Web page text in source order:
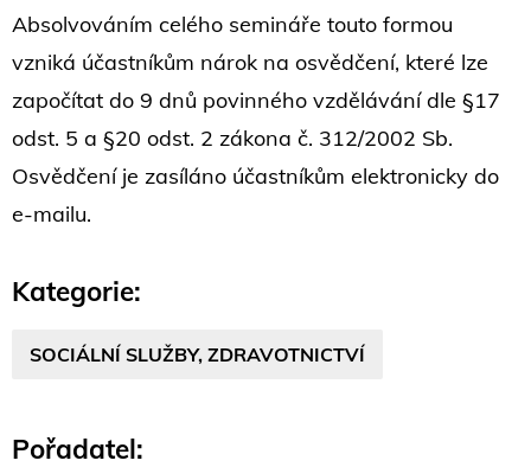
Absolvováním celého semináře touto formou
vzniká účastníkům nárok na osvědčení, které lze
započítat do 9 dnů povinného vzdělávání dle §17
odst. 5 a §20 odst. 2 zákona č. 312/2002 Sb.
Osvědčení je zasíláno účastníkům elektronicky do
e-mailu.
Kategorie:
SOCIÁLNÍ SLUŽBY, ZDRAVOTNICTVÍ
Pořadatel: